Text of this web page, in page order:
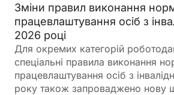
Зміни правил виконання
працевлаштування осіб з
2026 році
Для окремих категорій
спеціальні правила виконання
працевлаштування осіб з
року також запроваджено нову